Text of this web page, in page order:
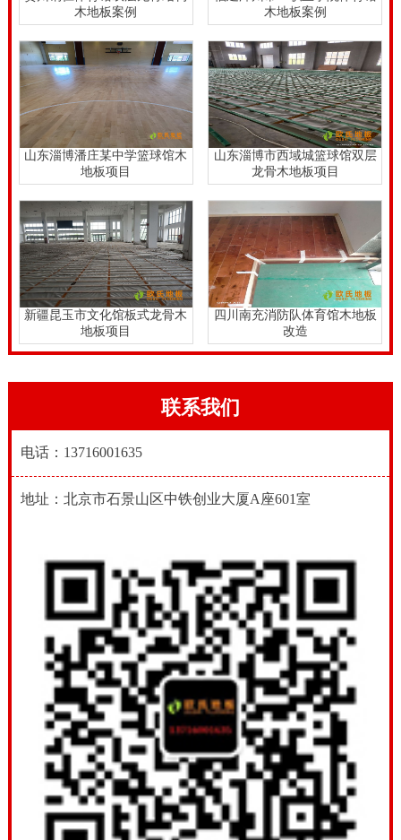
木地板案例
木地板案例
山东淄博潘庄某中学篮球馆木
地板项目
山东淄博市西域城篮球馆双层
龙骨木地板项目
新疆昆玉市文化馆板式龙骨木
地板项目
四川南充消防队体育馆木地板
改造
联系我们
电话：13716001635
地址：北京市石景山区中铁创业大厦A座601室